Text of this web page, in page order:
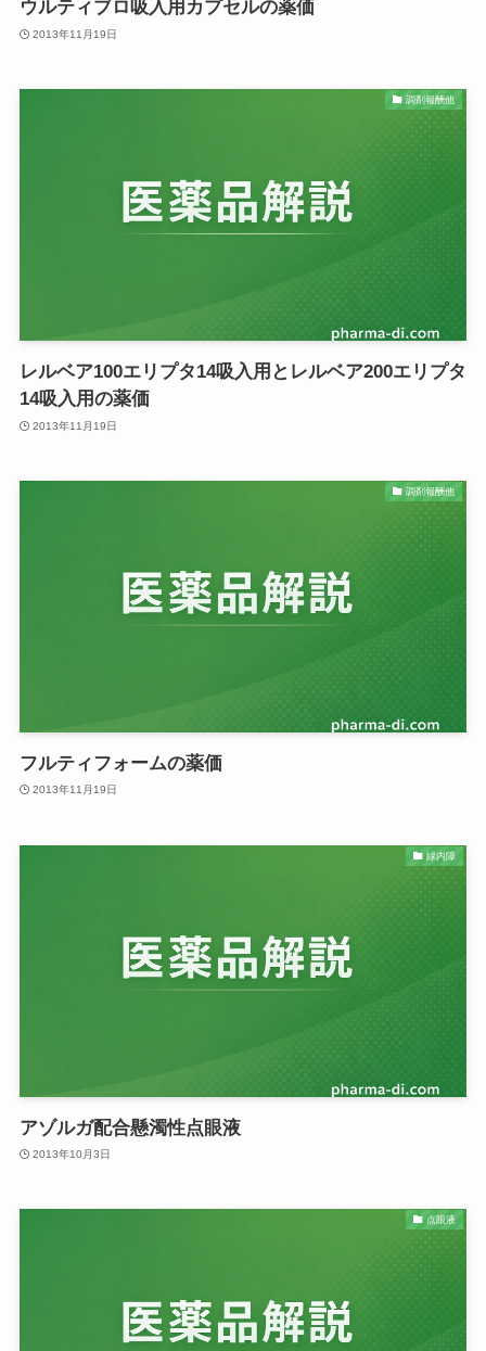
ウルティブロ吸入用カプセルの薬価
2013年11月19日
調剤報酬他
レルベア100エリプタ14吸入用とレルベア200エリプタ
14吸入用の薬価
2013年11月19日
調剤報酬他
フルティフォームの薬価
2013年11月19日
緑内障
アゾルガ配合懸濁性点眼液
2013年10月3日
点眼液